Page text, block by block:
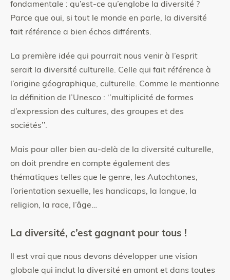
fondamentale : qu’est-ce qu’englobe la diversité ?
Parce que oui, si tout le monde en parle, la diversité
fait référence a bien échos différents.
La première idée qui pourrait nous venir à l’esprit
serait la diversité culturelle. Celle qui fait référence à
l’origine géographique, culturelle. Comme le mentionne
la définition de l’Unesco : ‘’multiplicité de formes
d’expression des cultures, des groupes et des
sociétés’’.
Mais pour aller bien au-delà de la diversité culturelle,
on doit prendre en compte également des
thématiques telles que le genre, les Autochtones,
l’orientation sexuelle, les handicaps, la langue, la
religion, la race, l’âge…
La diversité, c’est gagnant pour tous !
Il est vrai que nous devons développer une vision
globale qui inclut la diversité en amont et dans toutes